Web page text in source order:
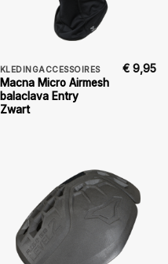
KLEDINGACCESSOIRES
Macna Micro Airmesh
balaclava Entry
Zwart
€ 9,95